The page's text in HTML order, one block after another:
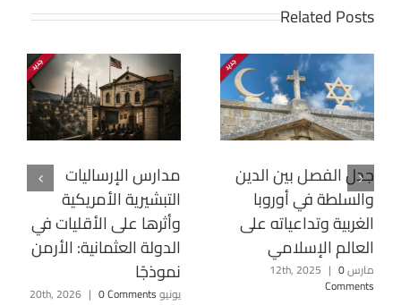
Related Posts
مدارس الإرساليات
التبشيرية الأمريكية
وأثرها على الأقليات في
الدولة العثمانية: الأرمن
نموذجًا
يونيو 20th, 2026 | 0 Comments
جدل الفصل بين الدين
والسلطة في أوروبا
الغربية وتداعياته على
العالم الإسلامي
مارس 12th, 2025 | 0
Comments